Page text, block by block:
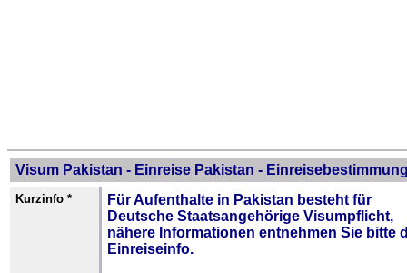
Visum Pakistan - Einreise Pakistan -
Kurzinfo *
Für Aufenthalte in Pakistan besteht für
Deutsche Staatsangehörige Visumpflicht,
nähere Informationen entnehmen Sie bitte
Einreiseinfo.